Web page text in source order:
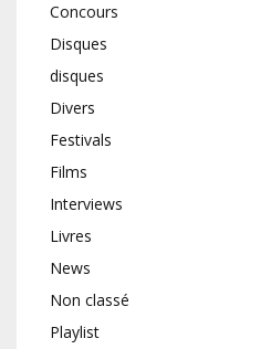
Concours
Disques
disques
Divers
Festivals
Films
Interviews
Livres
News
Non classé
Playlist